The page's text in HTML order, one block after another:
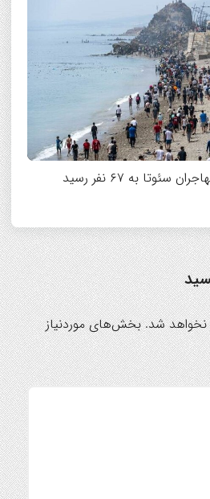
به ۶۷ نفر رسید
نخواهد شد. بخش‌های موردنیاز